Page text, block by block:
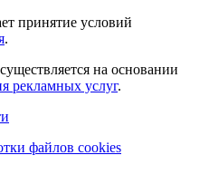
принятие условий
.
на основании
рекламных услуг.
файлов cookies